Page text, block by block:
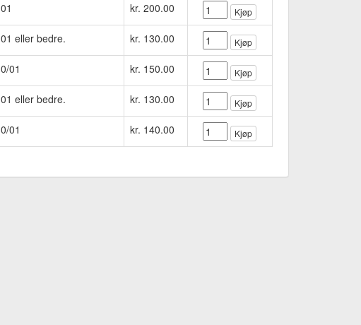
01 kr. 200.00 Kjøp
01 eller bedre. kr. 130.00 Kjøp
0/01 kr. 150.00 Kjøp
01 eller bedre. kr. 130.00 Kjøp
0/01 kr. 140.00 Kjøp